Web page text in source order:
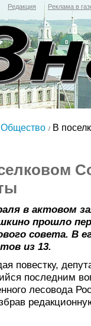
Редакция Реклама в
Общество В
в актовом
прошло
совета. В
из 13.
повестку,
последним
лесовода